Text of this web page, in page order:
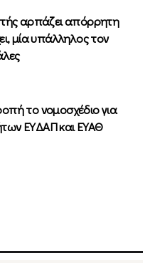
αρπάζει απόρρητη
μία υπάλληλος τον
το νομοσχέδιο για
ΕΥΔΑΠ και ΕΥΑΘ